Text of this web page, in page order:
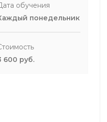
обучения
понедельник
600 руб.